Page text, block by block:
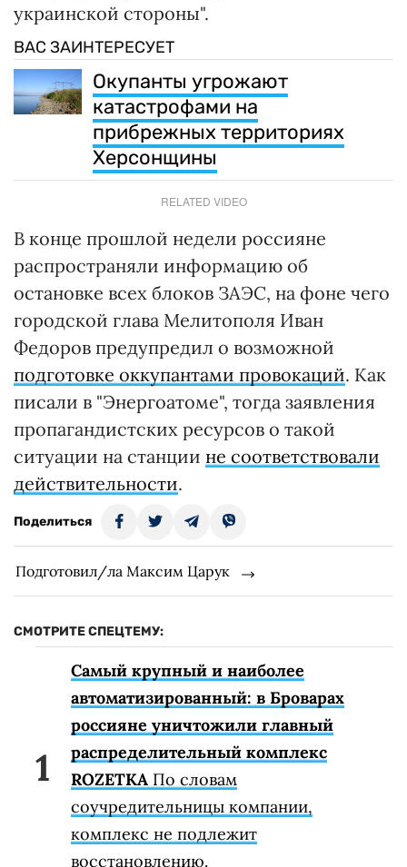
украинской стороны".
ВАС ЗАИНТЕРЕСУЕТ
Окупанты угрожают
катастрофами на
прибрежных территориях
Херсонщины
RELATED VIDEO
В конце прошлой недели россияне
распространяли информацию об
остановке всех блоков ЗАЭС, на фоне чего
городской глава Мелитополя Иван
Федоров предупредил о возможной
подготовке оккупантами провокаций. Как
писали в "Энергоатоме", тогда заявления
пропагандистских ресурсов о такой
ситуации на станции не соответствовали
действительности.
Поделиться
Подготовил/ла Максим Царук
СМОТРИТЕ СПЕЦТЕМУ:
Самый крупный и наиболее
автоматизированный: в Броварах
россияне уничтожили главный
распределительный комплекс
ROZETKA По словам
соучредительницы компании,
комплекс не подлежит
восстановлению.